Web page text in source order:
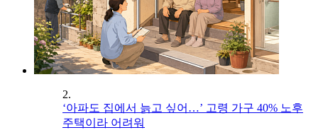
2.
‘아파도 집에서 늙고 싶어…’ 고령 가구 40% 노후
주택이라 어려워